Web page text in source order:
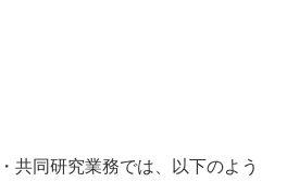
共同研究業務では、以下のよう